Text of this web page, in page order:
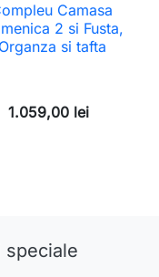
Camasa
2 si Fusta,
Organza si tafta
1.059,00 lei